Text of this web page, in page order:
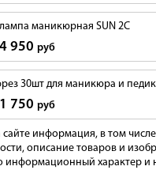
маникюрная SUN 2C
950 руб
30шт для маникюра и
750 руб
сайте информация, в том
описание товаров и
информационный характер и